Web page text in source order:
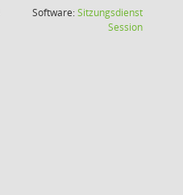
Software:Sitzungsdienst
Session(Wird in